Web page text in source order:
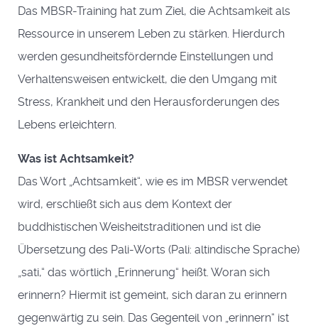
Das MBSR-Training hat zum Ziel, die Achtsamkeit als
Ressource in unserem Leben zu stärken. Hierdurch
werden gesundheitsfördernde Einstellungen und
Verhaltensweisen entwickelt, die den Umgang mit
Stress, Krankheit und den Herausforderungen des
Lebens erleichtern.
Was ist Achtsamkeit?
Das Wort „Achtsamkeit“, wie es im MBSR verwendet
wird, erschließt sich aus dem Kontext der
buddhistischen Weisheitstraditionen und ist die
Übersetzung des Pali-Worts (Pali: altindische Sprache)
„sati,“ das wörtlich „Erinnerung“ heißt. Woran sich
erinnern? Hiermit ist gemeint, sich daran zu erinnern
gegenwärtig zu sein. Das Gegenteil von „erinnern“ ist